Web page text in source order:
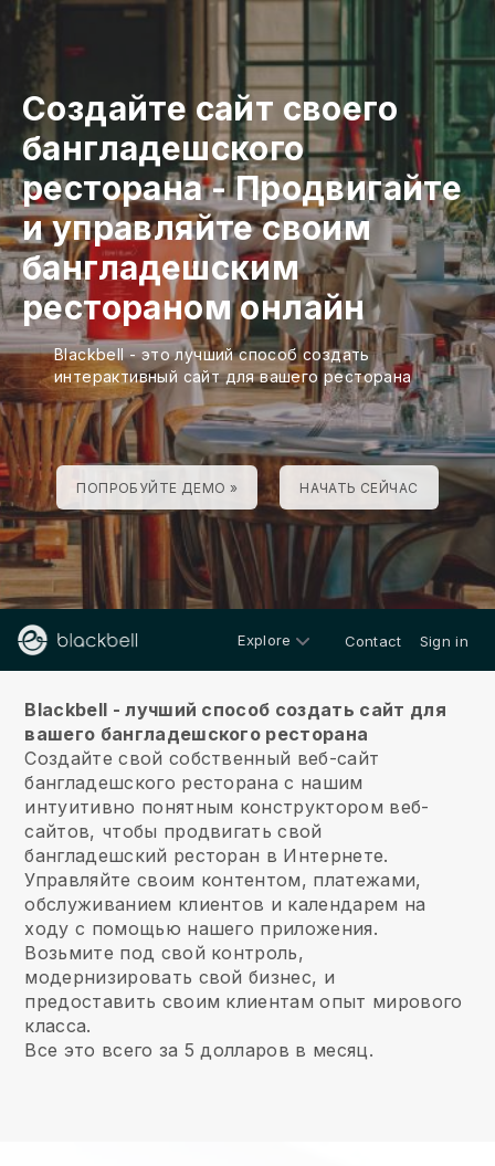
Создайте сайт своего
бангладешского
ресторана-Продвигайте
и управляйте своим
бангладешским
рестораном онлайн
Blackbell - это лучший способ создать
интерактивный сайт для вашего ресторана
ПОПРОБУЙТЕ ДЕМО » НАЧАТЬ СЕЙЧАС
Explore Contact Sign in
Blackbell - лучший способ создать сайт для
вашего бангладешского ресторана
Создайте свой собственный веб-сайт
бангладешского ресторана с нашим
интуитивно понятным конструктором веб-
сайтов, чтобы продвигать свой
бангладешский ресторан в Интернете.
Управляйте своим контентом, платежами,
обслуживанием клиентов и календарем на
ходу с помощью нашего приложения.
Возьмите под свой контроль,
модернизировать свой бизнес, и
предоставить своим клиентам опыт мирового
класса.
Все это всего за 5 долларов в месяц.